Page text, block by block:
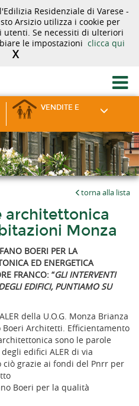
Residenziale di Varese -
Arsizio utilizza i cookie per
utenti. Se necessiti di ulteriori
le impostazioni clicca qui
X
VENDITE E
torna alla lista
architettonica
Monza
BOERI PER LA
ED ENERGETICA
FRANCO: “GLI INTERVENTI
EDIFICI, PUNTIAMO SU
della U.O.G. Monza Brianza
Architetti. Efficientamento
sono le parole
edifici ALER di via
ciò grazie ai fondi del Pnrr per
Boeri per la qualità